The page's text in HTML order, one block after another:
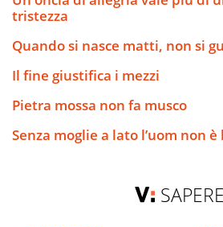
tristezza
Quando si nasce matti, non si
Il fine giustifica i mezzi
Pietra mossa non fa musco
Senza moglie a lato l’uom non
SAPERE